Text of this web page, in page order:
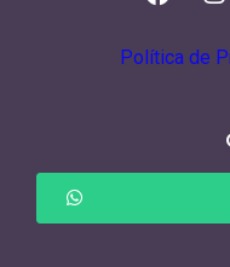
Política de